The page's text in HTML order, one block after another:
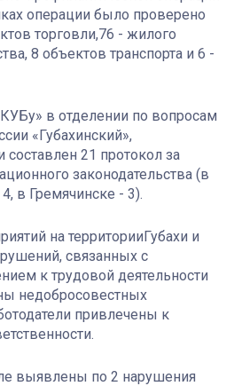
операции было проверено
торговли,76 - жилого
8 объектов транспорта и 6 -
в отделении по вопросам
«Губахинский»,
21 протокол за
законодательства (в
в Гремячинске - 3).
на территорииГубахи и
связанных с
к трудовой деятельности
недобросовестных
привлечены к
выявлены по 2 нарушения